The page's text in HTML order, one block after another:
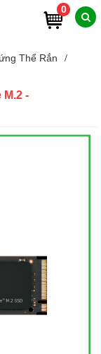
0
Thể Rắn
M.2 -